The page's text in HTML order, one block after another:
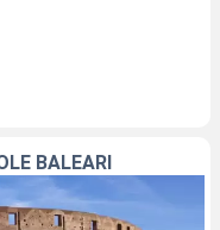
BALEARI